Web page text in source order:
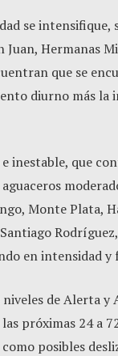
se intensifique,
Hermanas
que se
diurno más la
inestable, que
Monte Plata,
en intensidad y
de Alerta y
próximas 24 a
posibles